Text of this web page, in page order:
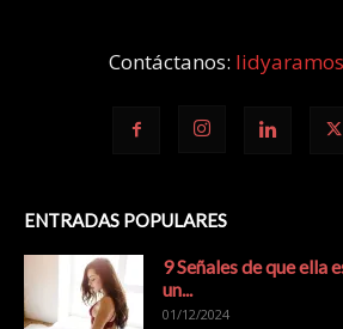
Contáctanos:
ENTRADAS POPULARES
9 Señales de que ella
un...
01/12/2024